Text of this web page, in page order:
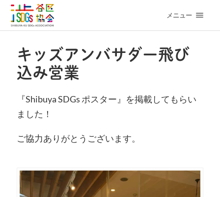
メニュー
キッズアンバサダー飛び
込み営業
『Shibuya SDGs ポスター』を掲載してもらい
ました！
ご協力ありがとうございます。